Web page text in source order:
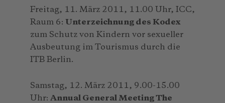
Freitag, 11. März 2011, 11.00 Uhr, ICC,
Raum 6: Unterzeichnung des Kodex
zum Schutz von Kindern vor sexueller
Ausbeutung im Tourismus durch die
ITB Berlin.
Samstag, 12. März 2011, 9.00-15.00
Uhr: Annual General Meeting The